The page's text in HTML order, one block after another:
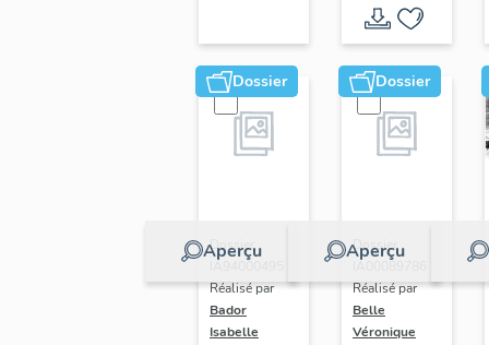
étage)
Dossier
Aperçu
Dossier
Réalisé par
Bador
Isabelle
Dossier
Aperçu
Dossier
Réalisé par
Belle
Véronique